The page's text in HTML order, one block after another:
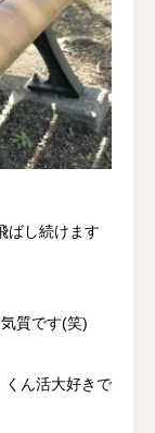
ばし続けます
質です(笑)
くん活大好きで